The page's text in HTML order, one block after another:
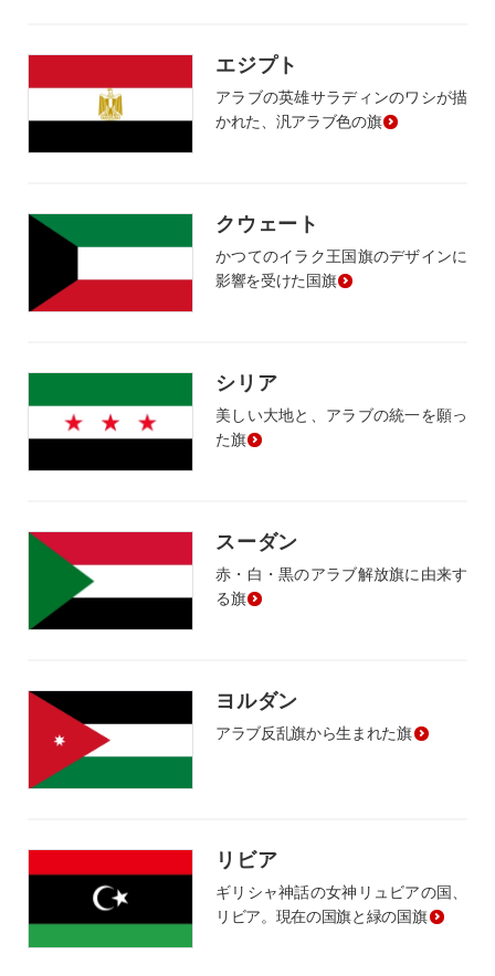
エジプト
アラブの英雄サラディンのワシが描
かれた、汎アラブ色の旗
クウェート
かつてのイラク王国旗のデザインに
影響を受けた国旗
シリア
美しい大地と、アラブの統一を願っ
た旗
スーダン
赤・白・黒のアラブ解放旗に由来す
る旗
ヨルダン
アラブ反乱旗から生まれた旗
リビア
ギリシャ神話の女神リュビアの国、
リビア。現在の国旗と緑の国旗